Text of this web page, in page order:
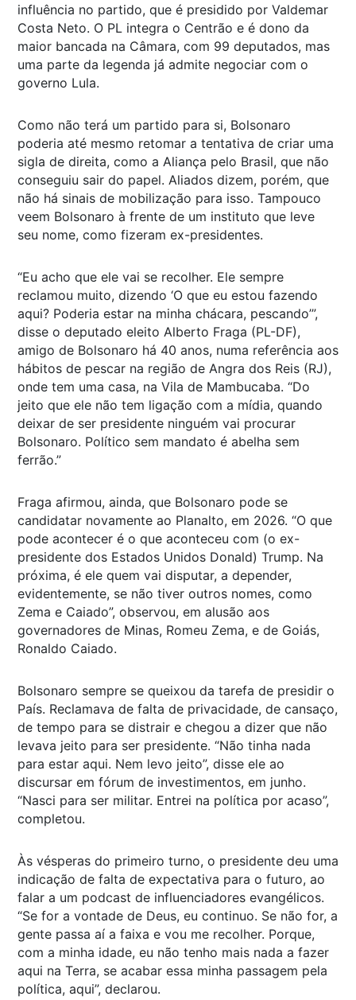
influência no partido, que é presidido por Valdemar
Costa Neto. O PL integra o Centrão e é dono da
maior bancada na Câmara, com 99 deputados, mas
uma parte da legenda já admite negociar com o
governo Lula.
Como não terá um partido para si, Bolsonaro
poderia até mesmo retomar a tentativa de criar uma
sigla de direita, como a Aliança pelo Brasil, que não
conseguiu sair do papel. Aliados dizem, porém, que
não há sinais de mobilização para isso. Tampouco
veem Bolsonaro à frente de um instituto que leve
seu nome, como fizeram ex-presidentes.
“Eu acho que ele vai se recolher. Ele sempre
reclamou muito, dizendo ‘O que eu estou fazendo
aqui? Poderia estar na minha chácara, pescando’”,
disse o deputado eleito Alberto Fraga (PL-DF),
amigo de Bolsonaro há 40 anos, numa referência aos
hábitos de pescar na região de Angra dos Reis (RJ),
onde tem uma casa, na Vila de Mambucaba. “Do
jeito que ele não tem ligação com a mídia, quando
deixar de ser presidente ninguém vai procurar
Bolsonaro. Político sem mandato é abelha sem
ferrão.”
Fraga afirmou, ainda, que Bolsonaro pode se
candidatar novamente ao Planalto, em 2026. “O que
pode acontecer é o que aconteceu com (o ex-
presidente dos Estados Unidos Donald) Trump. Na
próxima, é ele quem vai disputar, a depender,
evidentemente, se não tiver outros nomes, como
Zema e Caiado”, observou, em alusão aos
governadores de Minas, Romeu Zema, e de Goiás,
Ronaldo Caiado.
Bolsonaro sempre se queixou da tarefa de presidir o
País. Reclamava de falta de privacidade, de cansaço,
de tempo para se distrair e chegou a dizer que não
levava jeito para ser presidente. “Não tinha nada
para estar aqui. Nem levo jeito”, disse ele ao
discursar em fórum de investimentos, em junho.
“Nasci para ser militar. Entrei na política por acaso”,
completou.
Às vésperas do primeiro turno, o presidente deu uma
indicação de falta de expectativa para o futuro, ao
falar a um podcast de influenciadores evangélicos.
“Se for a vontade de Deus, eu continuo. Se não for, a
gente passa aí a faixa e vou me recolher. Porque,
com a minha idade, eu não tenho mais nada a fazer
aqui na Terra, se acabar essa minha passagem pela
política, aqui”, declarou.